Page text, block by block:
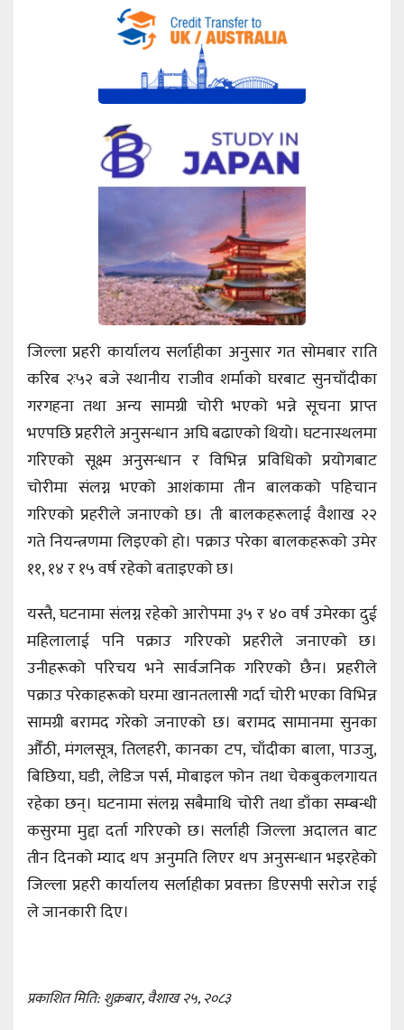
जिल्ला प्रहरी कार्यालय सर्लाहीका अनुसार गत सोमबार राति
करिब २ः५२ बजे स्थानीय राजीव शर्माको घरबाट सुनचाँदीका
गरगहना तथा अन्य सामग्री चोरी भएको भन्ने सूचना प्राप्त
भएपछि प्रहरीले अनुसन्धान अघि बढाएको थियो। घटनास्थलमा
गरिएको सूक्ष्म अनुसन्धान र विभिन्न प्रविधिको प्रयोगबाट
चोरीमा संलग्न भएको आशंकामा तीन बालकको पहिचान
गरिएको प्रहरीले जनाएको छ। ती बालकहरूलाई वैशाख २२
गते नियन्त्रणमा लिइएको हो। पक्राउ परेका बालकहरूको उमेर
११, १४ र १५ वर्ष रहेको बताइएको छ।
यस्तै, घटनामा संलग्न रहेको आरोपमा ३५ र ४० वर्ष उमेरका दुई
महिलालाई पनि पक्राउ गरिएको प्रहरीले जनाएको छ।
उनीहरूको परिचय भने सार्वजनिक गरिएको छैन। प्रहरीले
पक्राउ परेकाहरूको घरमा खानतलासी गर्दा चोरी भएका विभिन्न
सामग्री बरामद गरेको जनाएको छ। बरामद सामानमा सुनका
औँठी, मंगलसूत्र, तिलहरी, कानका टप, चाँदीका बाला, पाउजु,
बिछिया, घडी, लेडिज पर्स, मोबाइल फोन तथा चेकबुकलगायत
रहेका छन्। घटनामा संलग्न सबैमाथि चोरी तथा डाँका सम्बन्धी
कसुरमा मुद्दा दर्ता गरिएको छ। सर्लाही जिल्ला अदालत बाट
तीन दिनको म्याद थप अनुमति लिएर थप अनुसन्धान भइरहेको
जिल्ला प्रहरी कार्यालय सर्लाहीका प्रवक्ता डिएसपी सरोज राई
ले जानकारी दिए।
प्रकाशित मिति: शुक्रबार, वैशाख २५, २०८३